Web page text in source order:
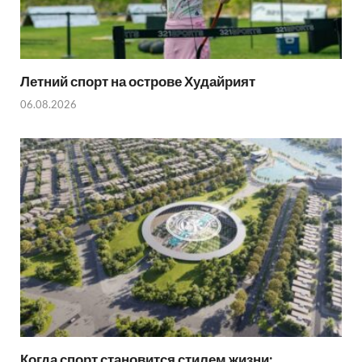
Летний спорт на острове Худайрият
06.08.2026